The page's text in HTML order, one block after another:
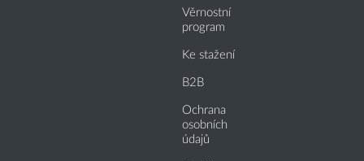
Věrnostní
program
Ke stažení
B2B
Ochrana
osobních
údajů